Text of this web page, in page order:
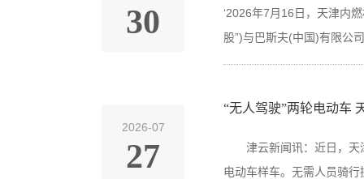
30
‘2026年7月16日，天津内
股”)与巴斯夫(中国)有限公
2026-07
27
“无人驾驶”两轮电动车
津云新闻讯：近日，天津
电动车样车。无需人员骑